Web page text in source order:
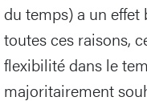
du temps) a un effet
toutes ces raisons,
flexibilité dans le
majoritairement